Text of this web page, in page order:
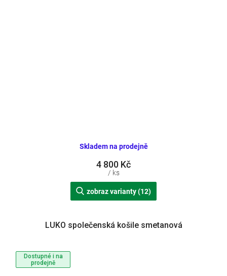
Skladem na prodejně
4 800 Kč
/ ks
zobraz varianty (12)
Dostupné i na
prodejně
LUKO společenská košile smetanová